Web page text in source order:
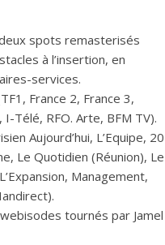
spots remasterisés
à l’insertion, en
services.
France 2, France 3,
Télé, RFO. Arte, BFM TV).
Aujourd’hui, L’Equipe, 20
Le Quotidien (Réunion), Le
Management,
tournés par Jamel